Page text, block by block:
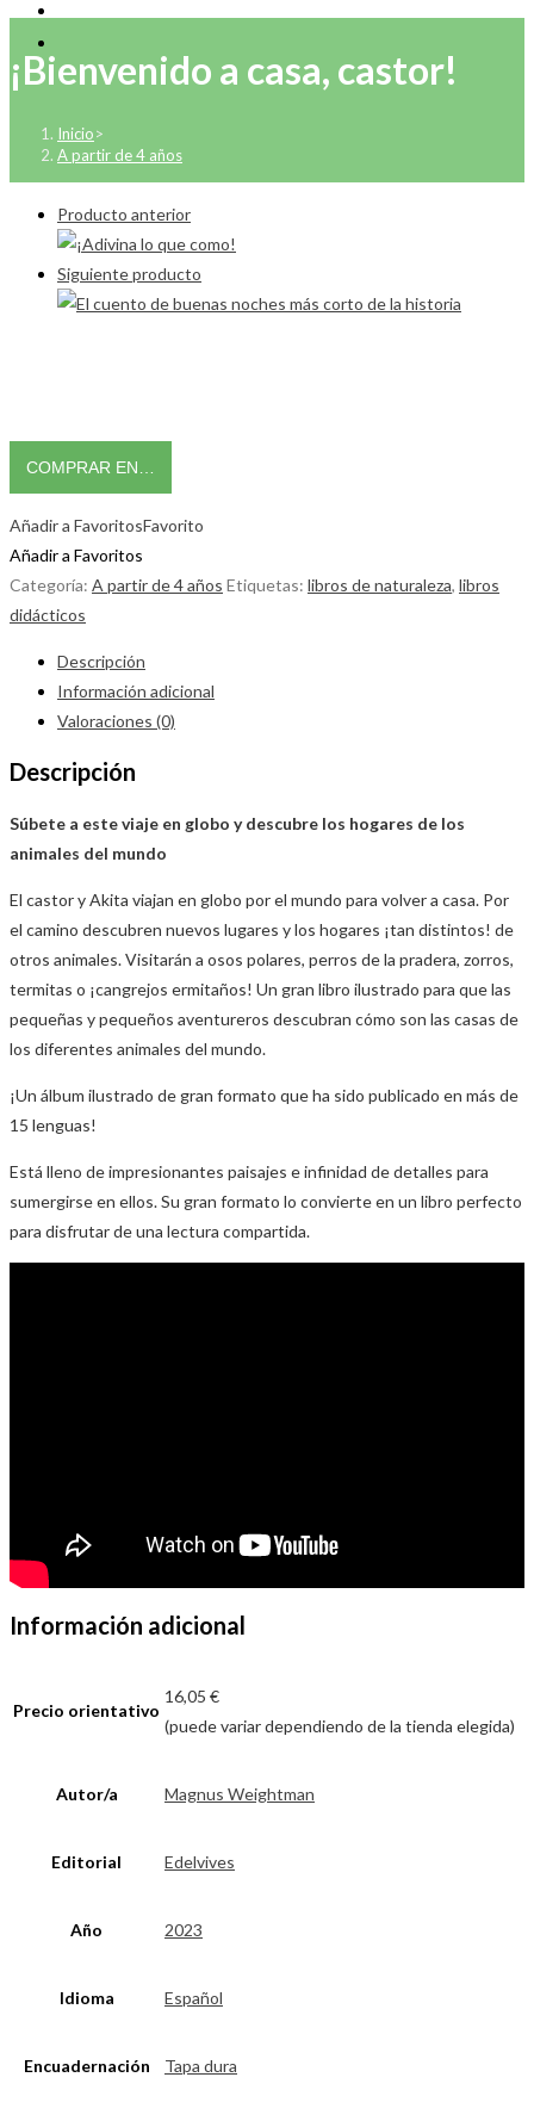
¡Bienvenido a casa, castor!
Inicio>
A partir de 4 años
Producto anterior
Siguiente producto
COMPRAR EN…
Añadir a FavoritosFavorito
Añadir a Favoritos
Categoría: A partir de 4 años Etiquetas: libros de naturaleza, libros
didácticos
Descripción
Información adicional
Valoraciones (0)
Descripción
Súbete a este viaje en globo y descubre los hogares de los
animales del mundo
El castor y Akita viajan en globo por el mundo para volver a casa. Por
el camino descubren nuevos lugares y los hogares ¡tan distintos! de
otros animales. Visitarán a osos polares, perros de la pradera, zorros,
termitas o ¡cangrejos ermitaños! Un gran libro ilustrado para que las
pequeñas y pequeños aventureros descubran cómo son las casas de
los diferentes animales del mundo.
¡Un álbum ilustrado de gran formato que ha sido publicado en más de
15 lenguas!
Está lleno de impresionantes paisajes e infinidad de detalles para
sumergirse en ellos. Su gran formato lo convierte en un libro perfecto
para disfrutar de una lectura compartida.
Información adicional
Precio orientativo
16,05 €
(puede variar dependiendo de la tienda elegida)
Autor/a Magnus Weightman
Editorial Edelvives
Año 2023
Idioma Español
Encuadernación Tapa dura